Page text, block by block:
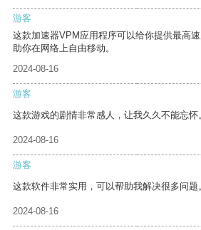
游客
这款加速器VPM应用程序可以给你提供最高
助你在网络上自由移动。
2024-08-16
游客
这款游戏的剧情非常感人，让我久久不能忘怀
2024-08-16
游客
这款软件非常实用，可以帮助我解决很多问题
2024-08-16